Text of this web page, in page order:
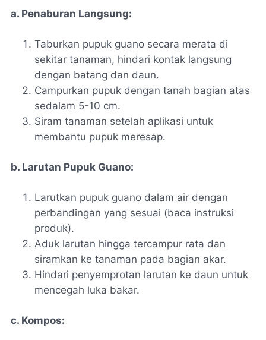
a. Penaburan Langsung:
Taburkan pupuk guano secara merata di
sekitar tanaman, hindari kontak langsung
dengan batang dan daun.
Campurkan pupuk dengan tanah bagian atas
sedalam 5-10 cm.
Siram tanaman setelah aplikasi untuk
membantu pupuk meresap.
b. Larutan Pupuk Guano:
Larutkan pupuk guano dalam air dengan
perbandingan yang sesuai (baca instruksi
produk).
Aduk larutan hingga tercampur rata dan
siramkan ke tanaman pada bagian akar.
Hindari penyemprotan larutan ke daun untuk
mencegah luka bakar.
c. Kompos: